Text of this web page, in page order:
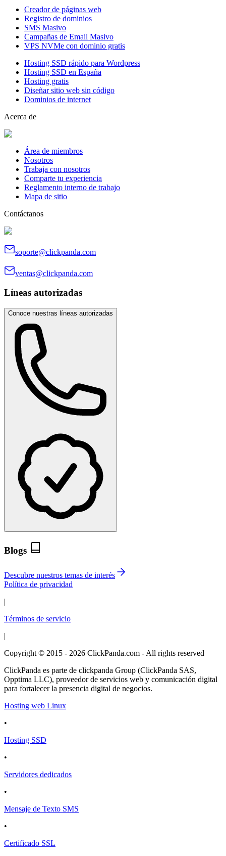
Creador de páginas web
Registro de dominios
SMS Masivo
Campañas de Email Masivo
VPS NVMe con dominio gratis
Hosting SSD rápido para Wordpress
Hosting SSD en España
Hosting gratis
Diseñar sitio web sin código
Dominios de internet
Acerca de
Área de miembros
Nosotros
Trabaja con nosotros
Comparte tu experiencia
Reglamento interno de trabajo
Mapa de sitio
Contáctanos
soporte@clickpanda.com
ventas@clickpanda.com
Líneas autorizadas
Conoce nuestras líneas autorizadas
Blogs
Descubre nuestros temas de interés
Política de privacidad
|
Términos de servicio
|
Copyright © 2015 - 2026 ClickPanda.com - All rights reserved
ClickPanda es parte de clickpanda Group (ClickPanda SAS,
Opptima LLC), proveedor de servicios web y comunicación digital
para fortalecer la presencia digital de negocios.
Hosting web Linux
•
Hosting SSD
•
Servidores dedicados
•
Mensaje de Texto SMS
•
Certificado SSL